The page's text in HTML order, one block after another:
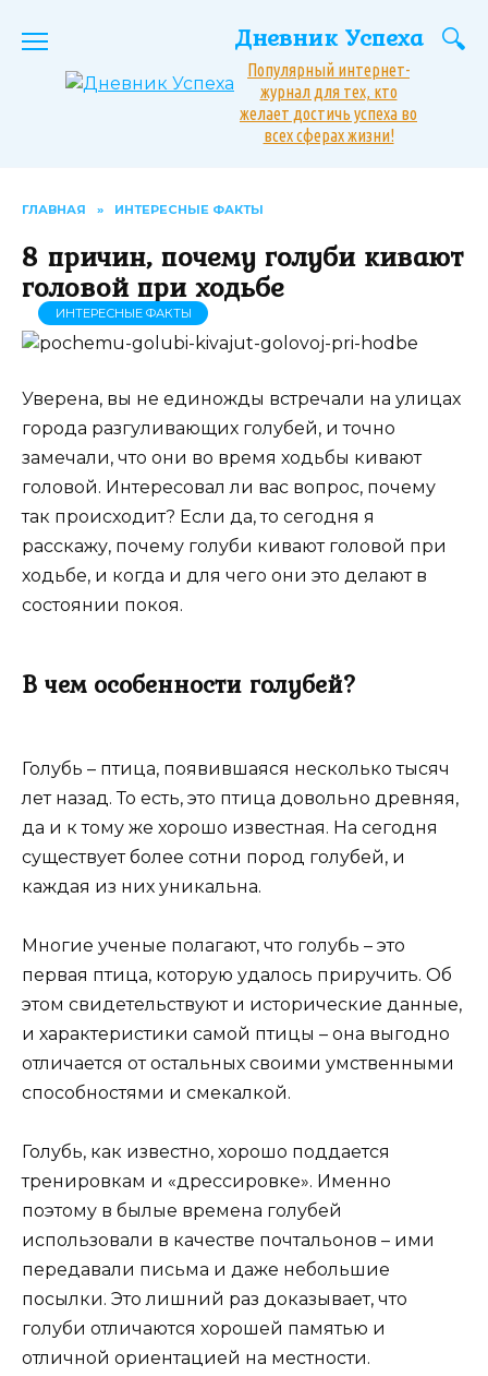
Дневник Успеха
Популярный интернет-
журнал для тех, кто
желает достичь успеха во
всех сферах жизни!
ГЛАВНАЯ » ИНТЕРЕСНЫЕ ФАКТЫ
8 причин, почему голуби кивают
головой при ходьбе
ИНТЕРЕСНЫЕ ФАКТЫ
Уверена, вы не единожды встречали на улицах
города разгуливающих голубей, и точно
замечали, что они во время ходьбы кивают
головой. Интересовал ли вас вопрос, почему
так происходит? Если да, то сегодня я
расскажу, почему голуби кивают головой при
ходьбе, и когда и для чего они это делают в
состоянии покоя.
В чем особенности голубей?
Голубь – птица, появившаяся несколько тысяч
лет назад. То есть, это птица довольно древняя,
да и к тому же хорошо известная. На сегодня
существует более сотни пород голубей, и
каждая из них уникальна.
Многие ученые полагают, что голубь – это
первая птица, которую удалось приручить. Об
этом свидетельствуют и исторические данные,
и характеристики самой птицы – она выгодно
отличается от остальных своими умственными
способностями и смекалкой.
Голубь, как известно, хорошо поддается
тренировкам и «дрессировке». Именно
поэтому в былые времена голубей
использовали в качестве почтальонов – ими
передавали письма и даже небольшие
посылки. Это лишний раз доказывает, что
голуби отличаются хорошей памятью и
отличной ориентацией на местности.